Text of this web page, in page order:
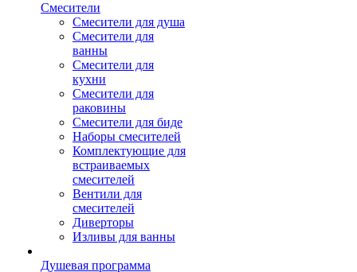
Смесители
Смесители для душа
Смесители для
ванны
Смесители для
кухни
Смесители для
раковины
Смесители для биде
Наборы смесителей
Комплектующие для
встраиваемых
смесителей
Вентили для
смесителей
Диверторы
Изливы для ванны
Душевая программа